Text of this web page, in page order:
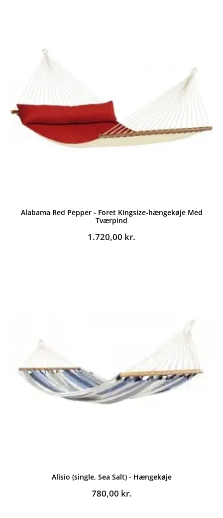
Alabama Red Pepper - Foret Kingsize-hængekøje Med
Tværpind
1.720,00 kr.
Alisio (single, Sea Salt) - Hængekøje
780,00 kr.